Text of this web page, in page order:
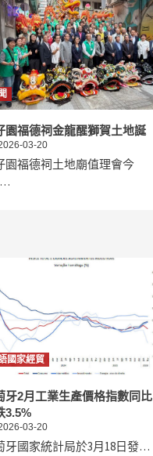
園福德祠金龍醒獅賀土地誕
03-20
園福德祠土地廟值理會今
國家經貿
牙2月工業生產價格指數同比
3.5%
03-20
牙國家統計局於3月18日發…